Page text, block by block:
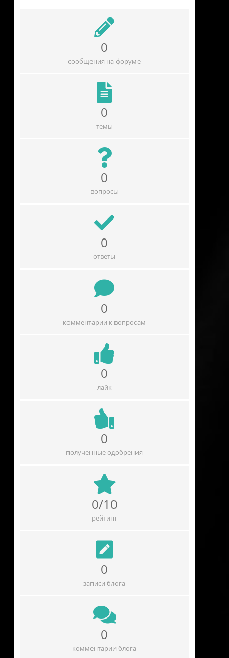
0
сообщения на форуме
0
темы
0
вопросы
0
ответы
0
комментарии к вопросам
0
лайк
0
полученные одобрения
0/10
рейтинг
0
записи блога
0
комментарии блога